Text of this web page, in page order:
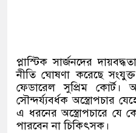
প্লাস্টিক সার্জনদের
নীতি ঘোষণা করেছে
ফেডারেল সুপ্রিম কোর্ট।
সৌন্দর্য্যবর্ধক অস্ত্রোপচার
এ ধরনের অস্ত্রোপচারে যে
পারবেন না চিকিৎসক।‌